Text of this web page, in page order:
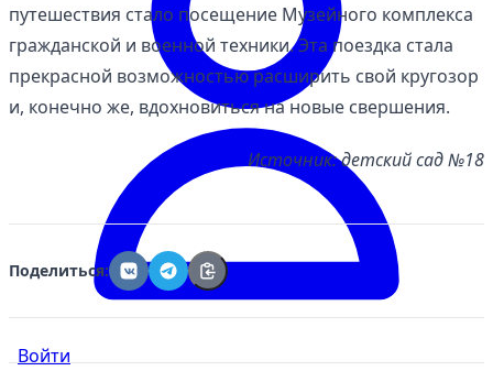
Войти
путешествия стало посещение Музейного комплекса
гражданской и военной техники. Эта поездка стала
прекрасной возможностью расширить свой кругозор
и, конечно же, вдохновиться на новые свершения.
Источник: детский сад №18
Поделиться: